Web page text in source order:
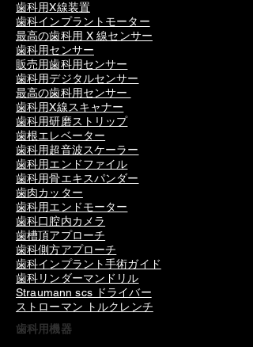
歯科用X線装置
歯科インプラントモーター
最高の歯科用 X 線センサー
歯科用センサー
販売用歯科用センサー
歯科用デジタルセンサー
最高の歯科用センサー
歯科用X線スキャナー
歯科用研磨ストリップ
歯根エレベーター
歯科用超音波スケーラー
歯科用エンドファイル
歯科用骨エキスパンダー
歯肉カッター
歯科用エンドモーター
歯科口腔内カメラ
歯槽頂アプローチ
歯科側方アプローチ
歯科インプラント手術ガイド
歯科リンダーマンドリル
Straumann scs ドライバー
ストローマン トルクレンチ
歯科用機器